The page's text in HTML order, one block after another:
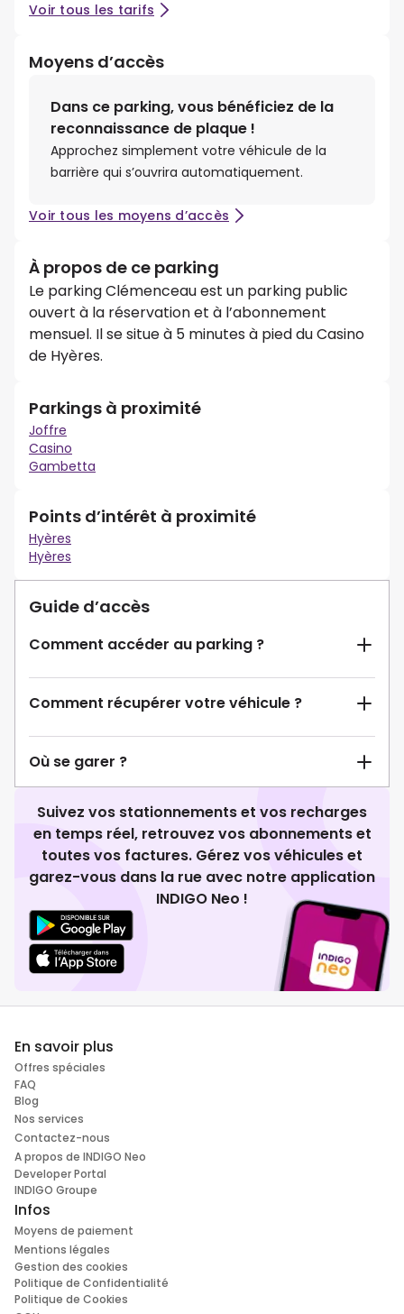
Voir tous les tarifs
Moyens d’accès
Dans ce parking, vous bénéficiez de la
reconnaissance de plaque !
Approchez simplement votre véhicule de la
barrière qui s’ouvrira automatiquement.
Voir tous les moyens d’accès
À propos de ce parking
Le parking Clémenceau est un parking public
ouvert à la réservation et à l’abonnement
mensuel. Il se situe à 5 minutes à pied du Casino
de Hyères.
Parkings à proximité
Joffre
Casino
Gambetta
Points d’intérêt à proximité
Hyères
Hyères
Guide d’accès
Comment accéder au parking ?
Comment récupérer votre véhicule ?
Où se garer ?
Suivez vos stationnements et vos recharges
en temps réel, retrouvez vos abonnements et
toutes vos factures. Gérez vos véhicules et
garez-vous dans la rue avec notre application
INDIGO Neo !
En savoir plus
Offres spéciales
FAQ
Blog
Nos services
Contactez-nous
A propos de INDIGO Neo
Developer Portal
INDIGO Groupe
Infos
Moyens de paiement
Mentions légales
Gestion des cookies
Politique de Confidentialité
Politique de Cookies